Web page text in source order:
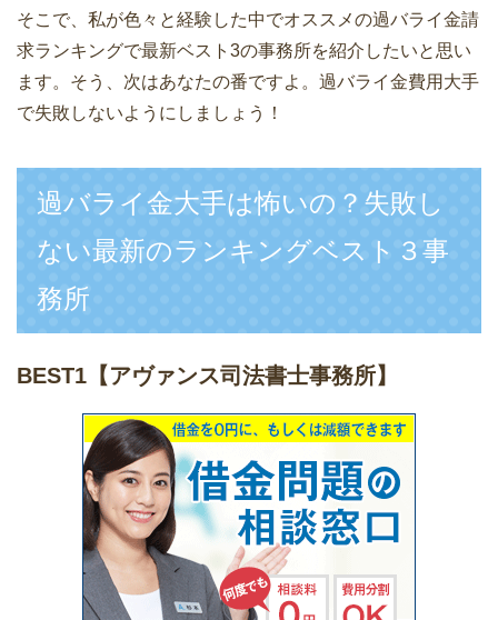
そこで、私が色々と経験した中でオススメの過バライ金請
求ランキングで最新ベスト3の事務所を紹介したいと思い
ます。そう、次はあなたの番ですよ。過バライ金費用大手
で失敗しないようにしましょう！
過バライ金大手は怖いの？失敗し
ない最新のランキングベスト３事
務所
BEST1 【アヴァンス司法書士事務所】